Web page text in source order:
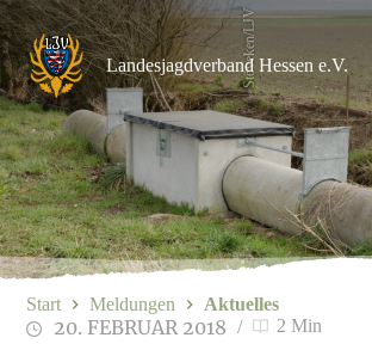
Zum
Inhalt
springen
Landesjagdverband Hessen e.V.
Stöveken/LJV
20. FEBRUAR 2018 2 Min
Start Meldungen Aktuelles